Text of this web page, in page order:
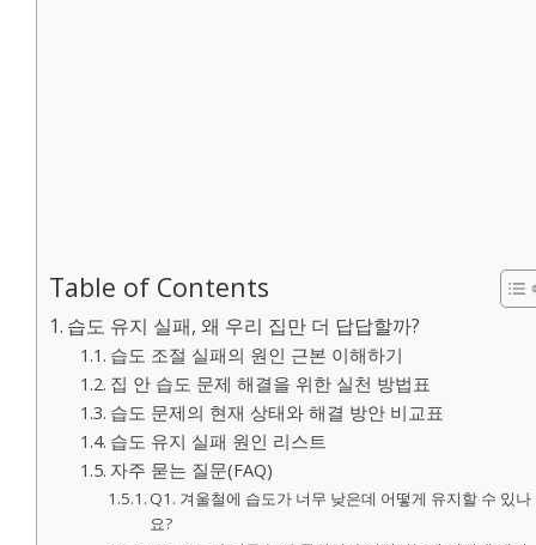
Table of Contents
습도 유지 실패, 왜 우리 집만 더 답답할까?
습도 조절 실패의 원인 근본 이해하기
집 안 습도 문제 해결을 위한 실천 방법표
습도 문제의 현재 상태와 해결 방안 비교표
습도 유지 실패 원인 리스트
자주 묻는 질문(FAQ)
Q1. 겨울철에 습도가 너무 낮은데 어떻게 유지할 수 있나
요?